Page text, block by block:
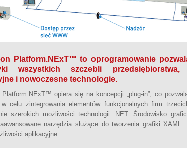
Platform.NExT™ to oprogramowanie
wszystkich szczebli przedsiębiorstwa,
i nowoczesne technologie.
Platform.NExT™ opiera się na koncepcji „plug-in”, co
celu zintegrowania elementów funkcjonalnych firm
szerokich możliwości technologii .NET. Środowisko
narzędzia służące do tworzenia grafiki
aplikacyjne.